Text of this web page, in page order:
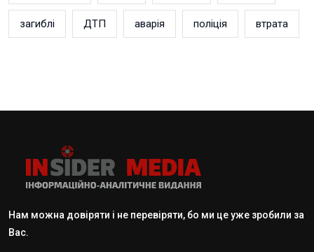
загиблі ДТП аварія поліція втрата
Нам можна довіряти і не перевіряти, бо ми це уже зробили за
Вас.